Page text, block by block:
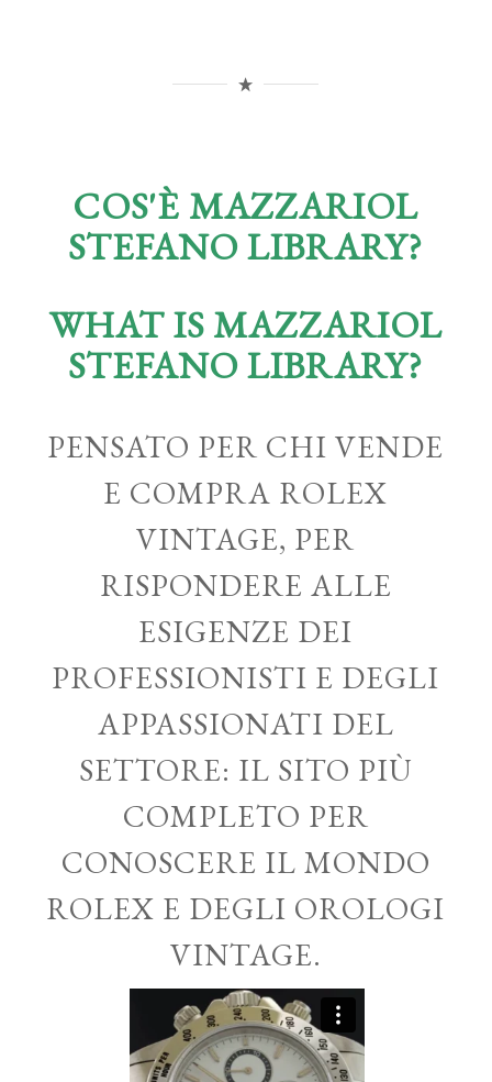
COS'È MAZZARIOL
STEFANO LIBRARY?
WHAT IS MAZZARIOL
STEFANO LIBRARY?
PENSATO PER CHI VENDE
E COMPRA ROLEX
VINTAGE, PER
RISPONDERE ALLE
ESIGENZE DEI
PROFESSIONISTI E DEGLI
APPASSIONATI DEL
SETTORE: IL SITO PIÙ
COMPLETO PER
CONOSCERE IL MONDO
ROLEX E DEGLI OROLOGI
VINTAGE.